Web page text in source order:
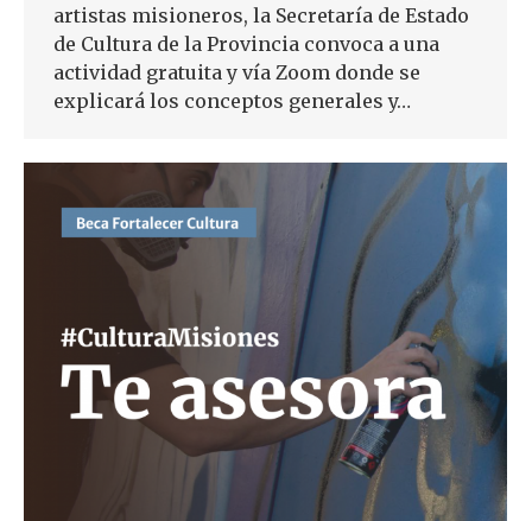
artistas misioneros, la Secretaría de Estado
de Cultura de la Provincia convoca a una
actividad gratuita y vía Zoom donde se
explicará los conceptos generales y…